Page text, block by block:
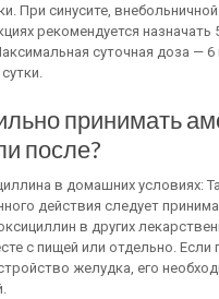
При синусите,
рекомендуется назначать
суточная доза —
принимать
после?
в домашних условиях:
действия следует
в других
с пищей или отдельно. Если
желудка, его